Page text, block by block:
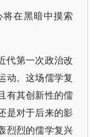
在黑暗中摸索
代第一次政治改
动。这场儒学复
有其创新性的儒
是对于后来的影
烈烈的儒学复兴